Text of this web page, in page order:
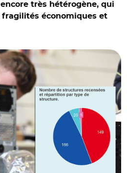
très hétérogène, qui
économiques et